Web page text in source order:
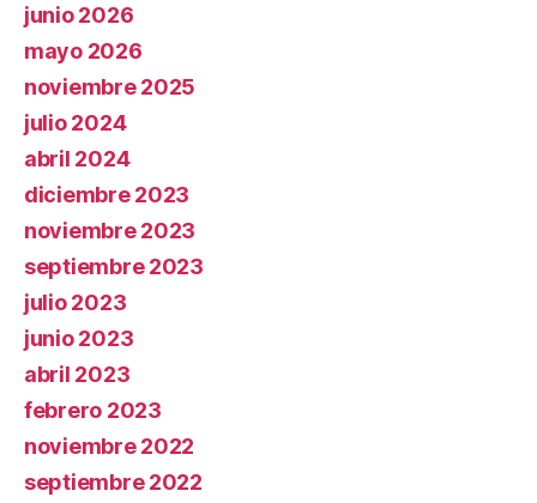
junio 2026
mayo 2026
noviembre 2025
julio 2024
abril 2024
diciembre 2023
noviembre 2023
septiembre 2023
julio 2023
junio 2023
abril 2023
febrero 2023
noviembre 2022
septiembre 2022